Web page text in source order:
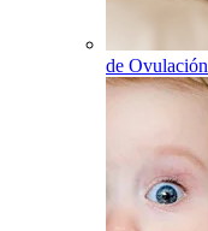
de Ovulación